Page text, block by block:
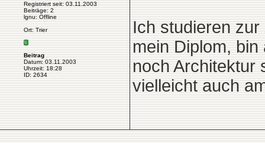
Registriert seit: 03.11.2003
Beiträge: 2
lgnu: Offline
Ort: Trier
Beitrag
Datum: 03.11.2003
Uhrzeit: 18:28
ID: 2634
Ich studieren
mein Diplom,
noch Architektur
vielleicht auch